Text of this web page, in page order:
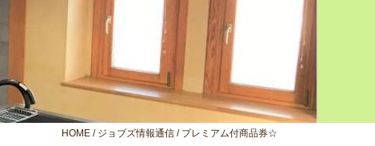
HOME / ジョブズ情報通信 / プレミアム付商品券☆